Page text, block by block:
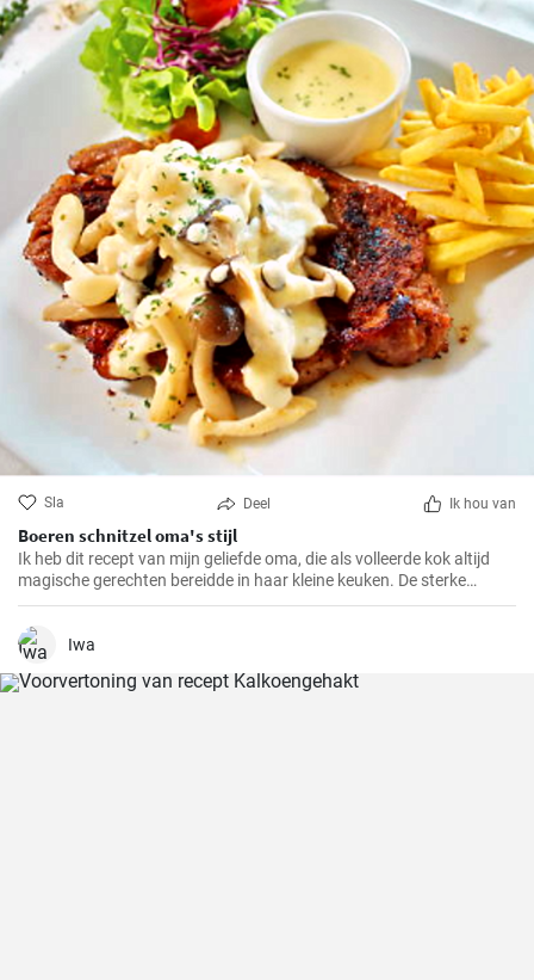
Sla Deel Ik hou van
Boeren schnitzel oma's stijl
Ik heb dit recept van mijn geliefde oma, die als volleerde kok altijd
magische gerechten bereidde in haar kleine keuken. De sterke
smaken en knapperige paneerlaag van de BauernSchnitzel maken
dit gerecht tot mijn absolute favoriet. En het beste eraan is dat het
zo makkelijk te bereiden is dat het ook in jouw keuken een compleet
Iwa